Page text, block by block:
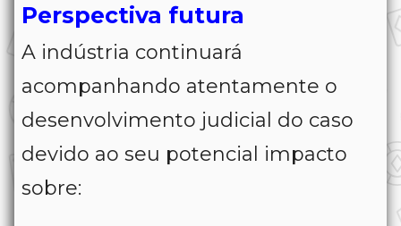
Perspectiva futura
A indústria continuará
acompanhando atentamente o
desenvolvimento judicial do caso
devido ao seu potencial impacto
sobre: